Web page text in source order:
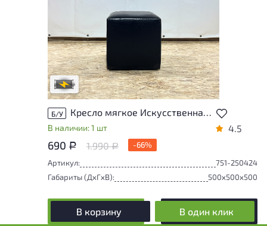
Степень износа находится на стадии
проверки. Вы можете уточнить
дополнительную информацию у
сотрудников магазина
В обработке
Б/У Кресло мягкое Искусственная кожа Чёрный Россия
В наличии: 1 шт 4.5
690 Р 1.990Р
-66%
Артикул:
751-250424
Габариты (ДxГxВ):
500x500x500
В корзину В один клик